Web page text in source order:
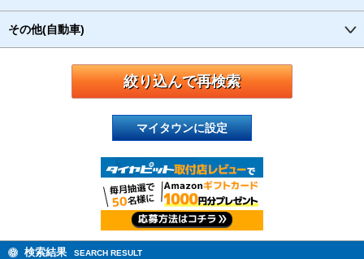
その他(自動車)
マイタウンに設定
検索結果 SEARCH RESULT